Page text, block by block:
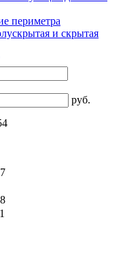
периметра
и скрытая
руб.
7
8
1